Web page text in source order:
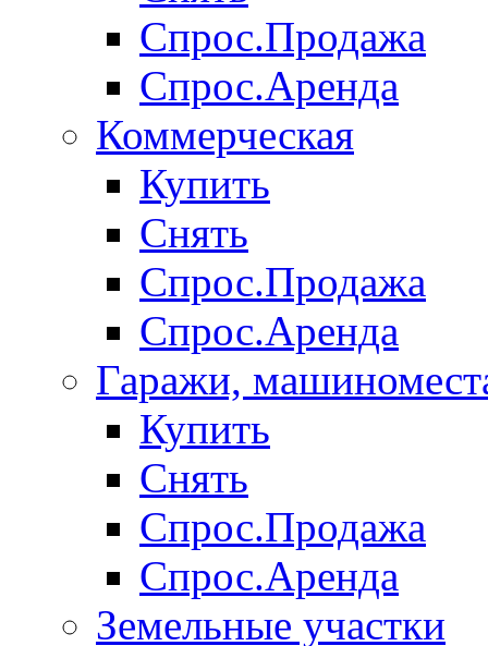
Спрос.Продажа
Спрос.Аренда
Коммерческая
Купить
Снять
Спрос.Продажа
Спрос.Аренда
Гаражи,
Купить
Снять
Спрос.Продажа
Спрос.Аренда
Земельные участки